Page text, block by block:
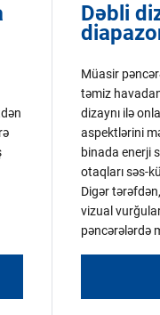
Dəbli
Müasir
təmiz
dizaynı ilə
aspektlərini
binada enerji
otaqları səs-
Digər
vizual
pəncərələrdə